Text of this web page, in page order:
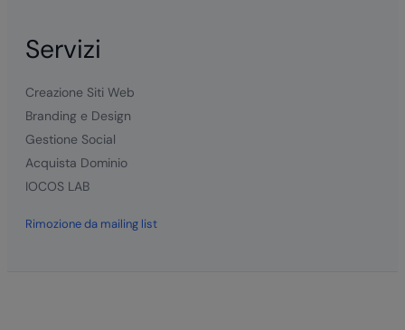
Servizi
Creazione Siti Web
Branding e Design
Gestione Social
Acquista Dominio
IOCOS LAB
Rimozione da mailing list